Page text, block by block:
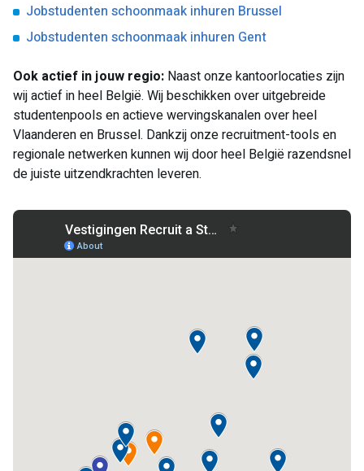
Jobstudenten schoonmaak inhuren Brussel
Jobstudenten schoonmaak inhuren Gent
Ook actief in jouw regio: Naast onze kantoorlocaties zijn
wij actief in heel België. Wij beschikken over uitgebreide
studentenpools en actieve wervingskanalen over heel
Vlaanderen en Brussel. Dankzij onze recruitment-tools en
regionale netwerken kunnen wij door heel België razendsnel
de juiste uitzendkrachten leveren.